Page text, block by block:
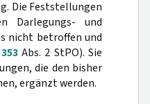
Die Feststellungen
Darlegungs- und
nicht betroffen und
353Abs. 2 StPO). Sie
die den bisher
ergänzt werden.